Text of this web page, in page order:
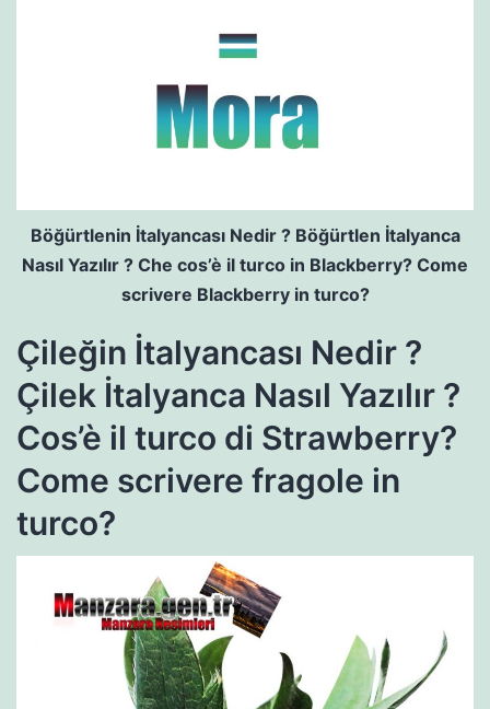
Böğürtlenin İtalyancası Nedir ? Böğürtlen İtalyanca
Nasıl Yazılır ? Che cos’è il turco in Blackberry? Come
scrivere Blackberry in turco?
Çileğin İtalyancası Nedir ?
Çilek İtalyanca Nasıl Yazılır ?
Cos’è il turco di Strawberry?
Come scrivere fragole in
turco?